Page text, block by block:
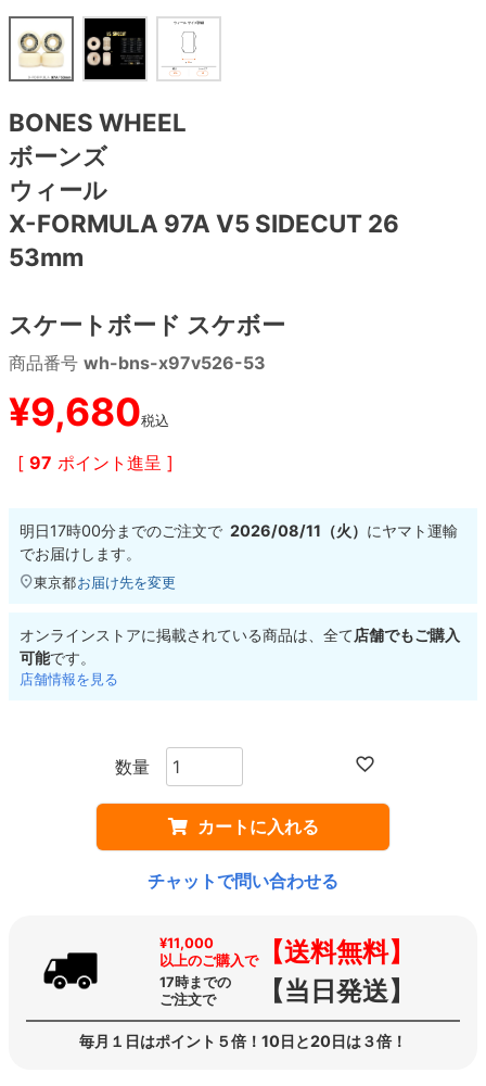
BONES WHEEL
ボーンズ
ウィール
X-FORMULA 97A V5 SIDECUT 26
53mm
スケートボード スケボー
商品番号 wh-bns-x97v526-53
¥9,680税込
[ 97 ポイント進呈 ]
明日17時00分までのご注文で 2026/08/11（火） にヤマト運輸
でお届けします。
東京都お届け先を変更
オンラインストアに掲載されている商品は、全て店舗でもご購入
可能です。
店舗情報を見る
カートに入れる
チャットで問い合わせる
¥11,000
以上のご購入で【送料無料】
17時までの
ご注文で
【当日発送】
毎月１日はポイント５倍！10日と20日は３倍！
8.4inch
8.5inch
8.6inch
8.7inch
8.9inch
9.0inch以上
シェイプデッキ
8.5inch
8.6inch
8.7inch
8.8inch
9.0inch以上
64mm
65mm
70mm
72mm
110mm
練習用アイテム（初心者におすすめ）
スケートケース・バッグ
メディア（雑誌・DVD・CD）
27.5cm
28cm
28.5cm
29cm
30cm
キャップ
ソックス
アンダーウエア
サイズの測り方